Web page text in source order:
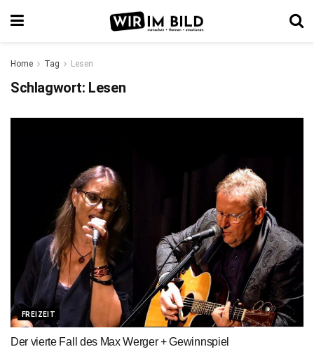
Home Tag Lesen
Schlagwort: Lesen
FREIZEIT
Der vierte Fall des Max Werger + Gewinnspiel